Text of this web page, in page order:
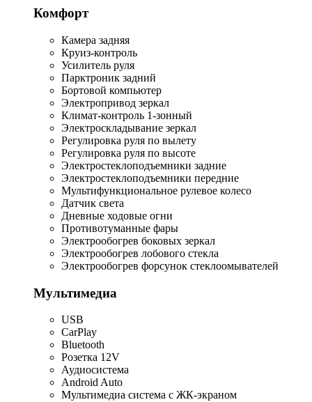
Комфорт
Камера задняя
Круиз-контроль
Усилитель руля
Парктроник задний
Бортовой компьютер
Электропривод зеркал
Климат-контроль 1-зонный
Электроскладывание зеркал
Регулировка руля по вылету
Регулировка руля по высоте
Электростеклоподъемники задние
Электростеклоподъемники передние
Мультифункциональное рулевое колесо
Датчик света
Дневные ходовые огни
Противотуманные фары
Электрообогрев боковых зеркал
Электрообогрев лобового стекла
Электрообогрев форсунок стеклоомывателей
Мультимедиа
USB
CarPlay
Bluetooth
Розетка 12V
Аудиосистема
Android Auto
Мультимедиа система с ЖК-экраном